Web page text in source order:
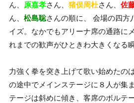
ん、 原嘉孝さん、 猪俣周杜さん、 佐
ん、 松島聡さんの順に、 会場の四方
イズ。なかでもアリーナ席の通路に
れまでの歓声がひときわ大きくなる瞬
力強く拳を突き上げて歌い始めたの
の途中でメインステージに８人が集
テージは斜めに傾き、客席のボルテ